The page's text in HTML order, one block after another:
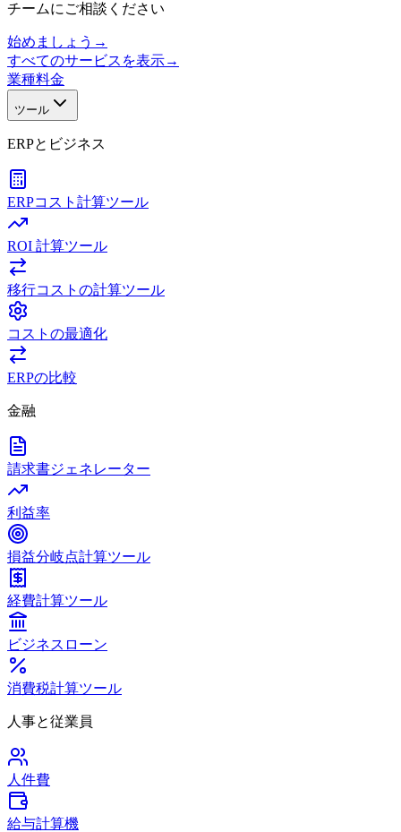
チームにご相談ください
始めましょう →
すべてのサービスを表示→
業種料金
ツール
ERPとビジネス
ERPコスト計算ツール
ROI 計算ツール
移行コストの計算ツール
コストの最適化
ERPの比較
金融
請求書ジェネレーター
利益率
損益分岐点計算ツール
経費計算ツール
ビジネスローン
消費税計算ツール
人事と従業員
人件費
給与計算機